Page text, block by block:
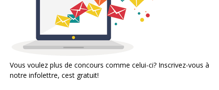
Vous voulez plus de concours comme celui-ci? Inscrivez-vous à
notre infolettre, cest gratuit!